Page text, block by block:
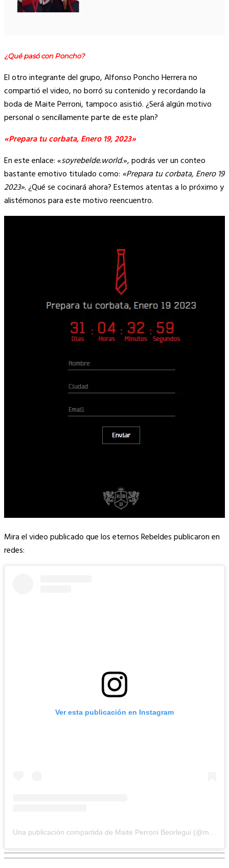
¿Qué pasó con Poncho?
El otro integrante del grupo, Alfonso Poncho Herrera no
compartió el video, no borró su contenido y recordando la
boda de Maite Perroni, tampoco asistió. ¿Será algún motivo
personal o sencillamente parte de este plan?
«Prepara tu corbata, Enero 19, 2023»
En este enlace: «soyrebelde.world.», podrás ver un conteo
bastante emotivo titulado como: «Prepara tu corbata, Enero 19
2023».¿Qué se cocinará ahora? Estemos atentas a lo próximo y
alistémonos para este motivo reencuentro.
Mira el video publicado que los eternos Rebeldes publicaron en
redes:
Ver esta publicación en Instagram